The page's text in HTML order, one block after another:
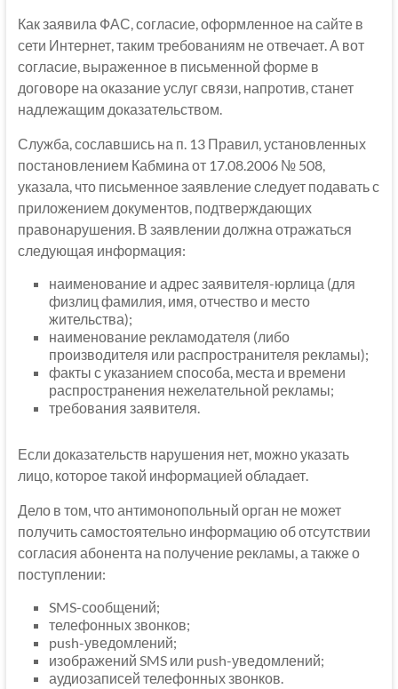
Как заявила ФАС, согласие, оформленное на сайте в
сети Интернет, таким требованиям не отвечает. А вот
согласие, выраженное в письменной форме в
договоре на оказание услуг связи, напротив, станет
надлежащим доказательством.
Служба, сославшись на п. 13 Правил, установленных
постановлением Кабмина от 17.08.2006 № 508,
указала, что письменное заявление следует подавать с
приложением документов, подтверждающих
правонарушения. В заявлении должна отражаться
следующая информация:
наименование и адрес заявителя-юрлица (для
физлиц фамилия, имя, отчество и место
жительства);
наименование рекламодателя (либо
производителя или распространителя рекламы);
факты с указанием способа, места и времени
распространения нежелательной рекламы;
требования заявителя.
Если доказательств нарушения нет, можно указать
лицо, которое такой информацией обладает.
Дело в том, что антимонопольный орган не может
получить самостоятельно информацию об отсутствии
согласия абонента на получение рекламы, а также о
поступлении:
SMS-сообщений;
телефонных звонков;
push-уведомлений;
изображений SMS или push-уведомлений;
аудиозаписей телефонных звонков.